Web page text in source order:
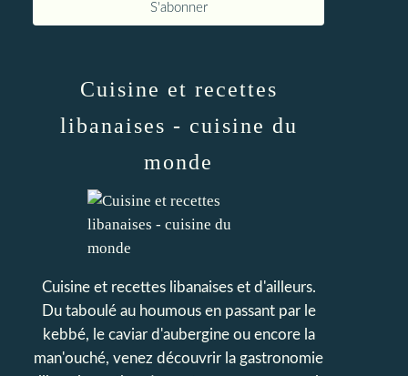
Cuisine et recettes
libanaises - cuisine du
monde
Cuisine et recettes libanaises et d'ailleurs.
Du taboulé au houmous en passant par le
kebbé, le caviar d'aubergine ou encore la
man'ouché, venez découvrir la gastronomie